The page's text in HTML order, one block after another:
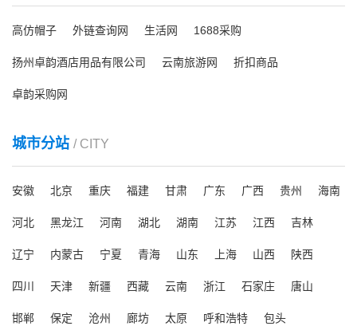
高仿帽子 外链查询网 生活网 1688采购
扬州卓韵酒店用品有限公司 云南旅游网 折扣商品
卓韵采购网
城市分站 / CITY
安徽 北京 重庆 福建 甘肃 广东 广西 贵州 海南
河北 黑龙江 河南 湖北 湖南 江苏 江西 吉林
辽宁 内蒙古 宁夏 青海 山东 上海 山西 陕西
四川 天津 新疆 西藏 云南 浙江 石家庄 唐山
邯郸 保定 沧州 廊坊 太原 呼和浩特 包头